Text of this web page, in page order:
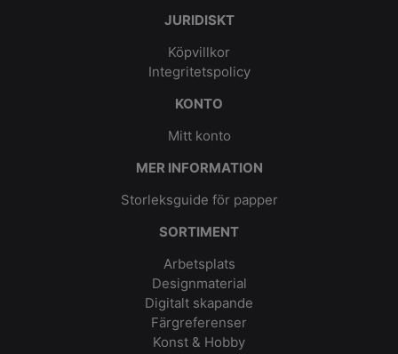
JURIDISKT
Köpvillkor
Integritetspolicy
KONTO
Mitt konto
MER INFORMATION
Storleksguide för papper
SORTIMENT
Arbetsplats
Designmaterial
Digitalt skapande
Färgreferenser
Konst & Hobby